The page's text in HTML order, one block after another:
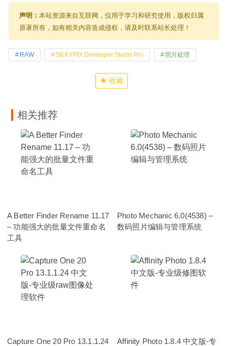
声明： 本站资源来自互联网，仅用于学习和研究使用，版权归属
原著所有，如有相关内容造成侵权，请及时联系站长处理！
RAW SILKYPIX Developer Studio Pro 照片处理
收藏
相关推荐
A Better Finder Rename 11.17
– 功能强大的批量文件重命名
工具
Photo Mechanic 6.0(4538) –
数码照片编辑与管理系统
Capture One 20 Pro 13.1.1.24
Affinity Photo 1.8.4 中文版-专